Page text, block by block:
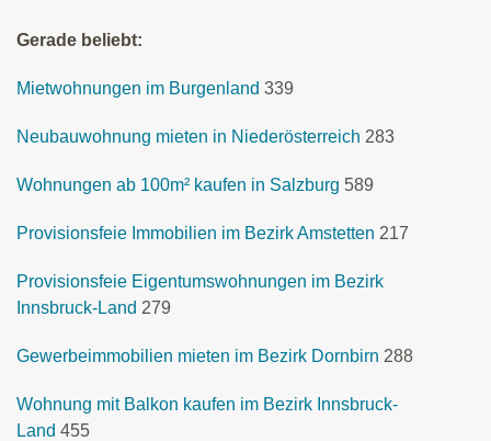
Gerade beliebt:
Mietwohnungen im Burgenland 339
Neubauwohnung mieten in Niederösterreich 283
Wohnungen ab 100m² kaufen in Salzburg 589
Provisionsfeie Immobilien im Bezirk Amstetten 217
Provisionsfeie Eigentumswohnungen im Bezirk
Innsbruck-Land 279
Gewerbeimmobilien mieten im Bezirk Dornbirn 288
Wohnung mit Balkon kaufen im Bezirk Innsbruck-
Land 455